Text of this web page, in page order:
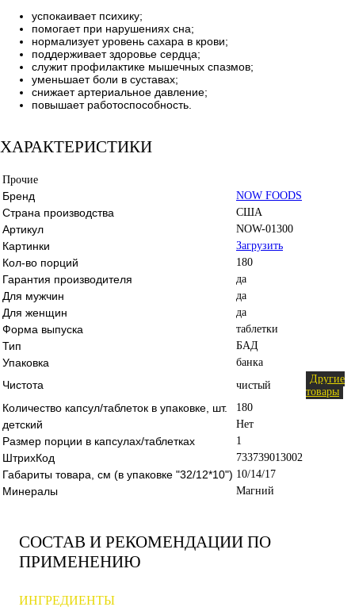
успокаивает психику;
помогает при нарушениях сна;
нормализует уровень сахара в крови;
поддерживает здоровье сердца;
служит профилактике мышечных спазмов;
уменьшает боли в суставах;
снижает артериальное давление;
повышает работоспособность.
ХАРАКТЕРИСТИКИ
Прочие
Бренд NOW FOODS
Страна производства США
Артикул NOW-01300
Картинки Загрузить
Кол-во порций 180
Гарантия производителя да
Для мужчин да
Для женщин да
Форма выпуска таблетки
Тип БАД
Упаковка банка
Чистота чистый
Другие
товары
Количество капсул/таблеток в упаковке, шт. 180
детский Нет
Размер порции в капсулах/таблетках 1
ШтрихКод 733739013002
Габариты товара, см (в упаковке "32/12*10") 10/14/17
Минералы Магний
СОСТАВ И РЕКОМЕНДАЦИИ ПО
ПРИМЕНЕНИЮ
ИНГРЕДИЕНТЫ